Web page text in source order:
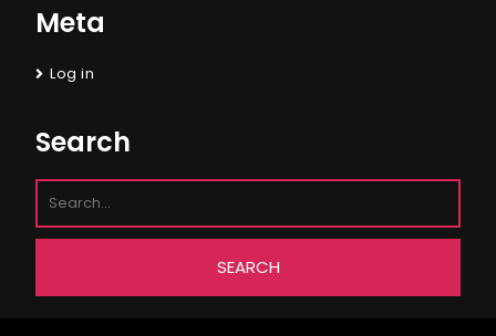
Meta
Log in
Search